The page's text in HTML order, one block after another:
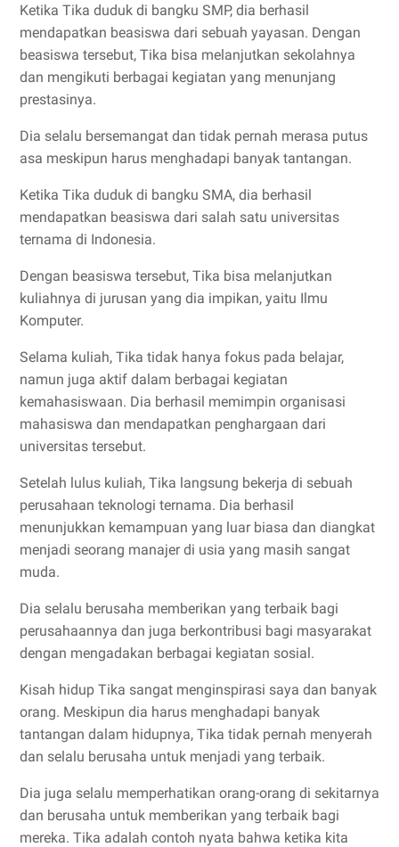
Ketika Tika duduk di bangku SMP, dia berhasil
mendapatkan beasiswa dari sebuah yayasan. Dengan
beasiswa tersebut, Tika bisa melanjutkan sekolahnya
dan mengikuti berbagai kegiatan yang menunjang
prestasinya.
Dia selalu bersemangat dan tidak pernah merasa putus
asa meskipun harus menghadapi banyak tantangan.
Ketika Tika duduk di bangku SMA, dia berhasil
mendapatkan beasiswa dari salah satu universitas
ternama di Indonesia.
Dengan beasiswa tersebut, Tika bisa melanjutkan
kuliahnya di jurusan yang dia impikan, yaitu Ilmu
Komputer.
Selama kuliah, Tika tidak hanya fokus pada belajar,
namun juga aktif dalam berbagai kegiatan
kemahasiswaan. Dia berhasil memimpin organisasi
mahasiswa dan mendapatkan penghargaan dari
universitas tersebut.
Setelah lulus kuliah, Tika langsung bekerja di sebuah
perusahaan teknologi ternama. Dia berhasil
menunjukkan kemampuan yang luar biasa dan diangkat
menjadi seorang manajer di usia yang masih sangat
muda.
Dia selalu berusaha memberikan yang terbaik bagi
perusahaannya dan juga berkontribusi bagi masyarakat
dengan mengadakan berbagai kegiatan sosial.
Kisah hidup Tika sangat menginspirasi saya dan banyak
orang. Meskipun dia harus menghadapi banyak
tantangan dalam hidupnya, Tika tidak pernah menyerah
dan selalu berusaha untuk menjadi yang terbaik.
Dia juga selalu memperhatikan orang-orang di sekitarnya
dan berusaha untuk memberikan yang terbaik bagi
mereka. Tika adalah contoh nyata bahwa ketika kita